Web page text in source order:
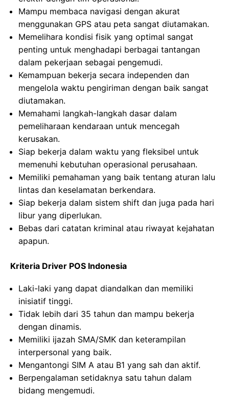
Mampu membaca navigasi dengan akurat
menggunakan GPS atau peta sangat diutamakan.
Memelihara kondisi fisik yang optimal sangat
penting untuk menghadapi berbagai tantangan
dalam pekerjaan sebagai pengemudi.
Kemampuan bekerja secara independen dan
mengelola waktu pengiriman dengan baik sangat
diutamakan.
Memahami langkah-langkah dasar dalam
pemeliharaan kendaraan untuk mencegah
kerusakan.
Siap bekerja dalam waktu yang fleksibel untuk
memenuhi kebutuhan operasional perusahaan.
Memiliki pemahaman yang baik tentang aturan lalu
lintas dan keselamatan berkendara.
Siap bekerja dalam sistem shift dan juga pada hari
libur yang diperlukan.
Bebas dari catatan kriminal atau riwayat kejahatan
apapun.
Kriteria Driver POS Indonesia
Laki-laki yang dapat diandalkan dan memiliki
inisiatif tinggi.
Tidak lebih dari 35 tahun dan mampu bekerja
dengan dinamis.
Memiliki ijazah SMA/SMK dan keterampilan
interpersonal yang baik.
Mengantongi SIM A atau B1 yang sah dan aktif.
Berpengalaman setidaknya satu tahun dalam
bidang mengemudi.